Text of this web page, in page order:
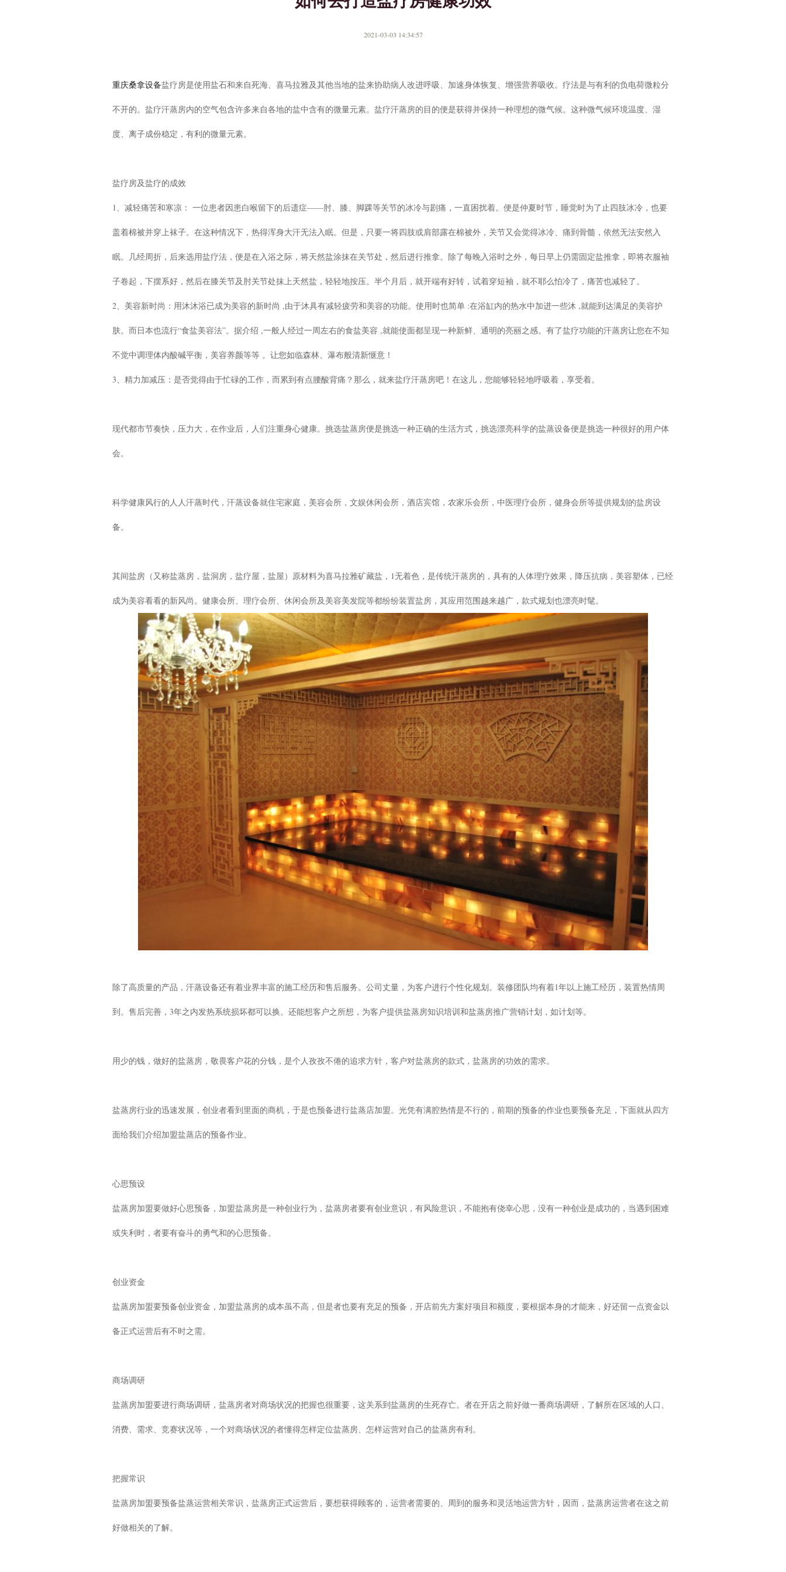
2021-03-03 14:34:57
重庆桑拿设备盐疗房是使用盐石和来自死海、喜马拉雅及其他当地的盐来协助病人改进呼吸、加速身体恢复、增强营养吸收。疗法是与有利的负电荷微粒分
不开的。盐疗汗蒸房内的空气包含许多来自各地的盐中含有的微量元素。盐疗汗蒸房的目的便是获得并保持一种理想的微气候。这种微气候环境温度、湿
度、离子成份稳定，有利的微量元素。
盐疗房及盐疗的成效
1、减轻痛苦和寒凉： 一位患者因患白喉留下的后遗症——肘、膝、脚踝等关节的冰冷与剧痛，一直困扰着。便是仲夏时节，睡觉时为了止四肢冰冷，也要
盖着棉被并穿上袜子。在这种情况下，热得浑身大汗无法入眠。但是，只要一将四肢或肩部露在棉被外，关节又会觉得冰冷、痛到骨髓，依然无法安然入
眠。几经周折，后来选用盐疗法，便是在入浴之际，将天然盐涂抹在关节处，然后进行推拿。除了每晚入浴时之外，每日早上仍需固定盐推拿，即将衣服袖
子卷起，下摆系好，然后在膝关节及肘关节处抹上天然盐，轻轻地按压。半个月后，就开端有好转，试着穿短袖，就不耶么怕冷了，痛苦也减轻了。
2、美容新时尚：用沐沐浴已成为美容的新时尚 ,由于沐具有减轻疲劳和美容的功能。使用时也简单 :在浴缸内的热水中加进一些沐 ,就能到达满足的美容护
肤。而日本也流行“食盐美容法”。据介绍 ,一般人经过一周左右的食盐美容 ,就能使面都呈现一种新鲜、通明的亮丽之感。有了盐疗功能的汗蒸房让您在不知
不觉中调理体内酸碱平衡，美容养颜等等 。让您如临森林、瀑布般清新惬意！
3、精力加减压：是否觉得由于忙碌的工作，而累到有点腰酸背痛？那么，就来盐疗汗蒸房吧！在这儿，您能够轻轻地呼吸着，享受着。
现代都市节奏快，压力大，在作业后，人们注重身心健康。挑选盐蒸房便是挑选一种正确的生活方式，挑选漂亮科学的盐蒸设备便是挑选一种很好的用户体
会。
科学健康风行的人人汗蒸时代，汗蒸设备就住宅家庭，美容会所，文娱休闲会所，酒店宾馆，农家乐会所，中医理疗会所，健身会所等提供规划的盐房设
备。
其间盐房（又称盐蒸房，盐洞房，盐疗屋，盐屋）原材料为喜马拉雅矿藏盐，1无着色，是传统汗蒸房的，具有的人体理疗效果，降压抗病，美容塑体，已经
成为美容看看的新风尚。健康会所、理疗会所、休闲会所及美容美发院等都纷纷装置盐房，其应用范围越来越广，款式规划也漂亮时髦。
除了高质量的产品，汗蒸设备还有着业界丰富的施工经历和售后服务。公司丈量，为客户进行个性化规划。装修团队均有着1年以上施工经历，装置热情周
到。售后完善，3年之内发热系统损坏都可以换。还能想客户之所想，为客户提供盐蒸房知识培训和盐蒸房推广营销计划，如计划等。
用少的钱，做好的盐蒸房，敬畏客户花的分钱，是个人孜孜不倦的追求方针，客户对盐蒸房的款式，盐蒸房的功效的需求。
盐蒸房行业的迅速发展，创业者看到里面的商机，于是也预备进行盐蒸店加盟。光凭有满腔热情是不行的，前期的预备的作业也要预备充足，下面就从四方
面给我们介绍加盟盐蒸店的预备作业。
心思预设
盐蒸房加盟要做好心思预备，加盟盐蒸房是一种创业行为，盐蒸房者要有创业意识，有风险意识，不能抱有侥幸心思，没有一种创业是成功的，当遇到困难
或失利时，者要有奋斗的勇气和的心思预备。
创业资金
盐蒸房加盟要预备创业资金，加盟盐蒸房的成本虽不高，但是者也要有充足的预备，开店前先方案好项目和额度，要根据本身的才能来，好还留一点资金以
备正式运营后有不时之需。
商场调研
盐蒸房加盟要进行商场调研，盐蒸房者对商场状况的把握也很重要，这关系到盐蒸房的生死存亡。者在开店之前好做一番商场调研，了解所在区域的人口、
消费、需求、竞赛状况等，一个对商场状况的者懂得怎样定位盐蒸房、怎样运营对自己的盐蒸房有利。
把握常识
盐蒸房加盟要预备盐蒸运营相关常识，盐蒸房正式运营后，要想获得顾客的，运营者需要的、周到的服务和灵活地运营方针，因而，盐蒸房运营者在这之前
好做相关的了解。